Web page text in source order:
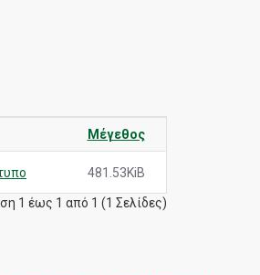
Μέγεθος
481.53KiB
1 έως 1 από 1 (1 Σελίδες)